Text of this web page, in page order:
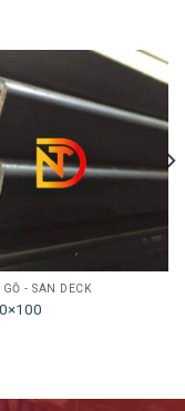
- SÀN DECK